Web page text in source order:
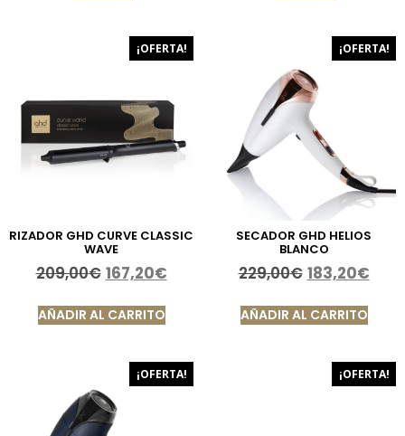
¡OFERTA!
RIZADOR GHD CURVE CLASSIC
WAVE
209,00€ 167,20€
AÑADIR AL CARRITO
¡OFERTA!
SECADOR GHD HELIOS
BLANCO
229,00€ 183,20€
AÑADIR AL CARRITO
¡OFERTA! ¡OFERTA!